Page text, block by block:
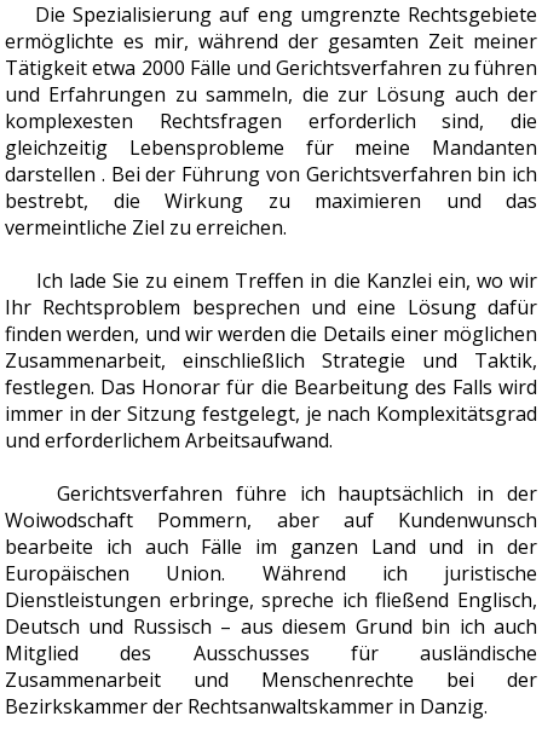
Die Spezialisierung auf eng umgrenzte Rechtsgebiete
ermöglichte es mir, während der gesamten Zeit meiner
Tätigkeit etwa 2000 Fälle und Gerichtsverfahren zu führen
und Erfahrungen zu sammeln, die zur Lösung auch der
komplexesten Rechtsfragen erforderlich sind, die
gleichzeitig Lebensprobleme für meine Mandanten
darstellen . Bei der Führung von Gerichtsverfahren bin ich
bestrebt, die Wirkung zu maximieren und das
vermeintliche Ziel zu erreichen.
Ich lade Sie zu einem Treffen in die Kanzlei ein, wo wir
Ihr Rechtsproblem besprechen und eine Lösung dafür
finden werden, und wir werden die Details einer möglichen
Zusammenarbeit, einschließlich Strategie und Taktik,
festlegen. Das Honorar für die Bearbeitung des Falls wird
immer in der Sitzung festgelegt, je nach Komplexitätsgrad
und erforderlichem Arbeitsaufwand.
Gerichtsverfahren führe ich hauptsächlich in der
Woiwodschaft Pommern, aber auf Kundenwunsch
bearbeite ich auch Fälle im ganzen Land und in der
Europäischen Union. Während ich juristische
Dienstleistungen erbringe, spreche ich fließend Englisch,
Deutsch und Russisch – aus diesem Grund bin ich auch
Mitglied des Ausschusses für ausländische
Zusammenarbeit und Menschenrechte bei der
Bezirkskammer der Rechtsanwaltskammer in Danzig.